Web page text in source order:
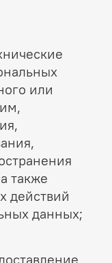
или
также
действий
данных;